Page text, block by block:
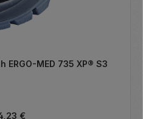
MED 735 XP® S3
Preis:
€